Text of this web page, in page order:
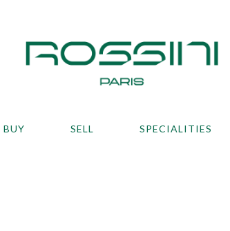
BUY SELL SPECIALITIES